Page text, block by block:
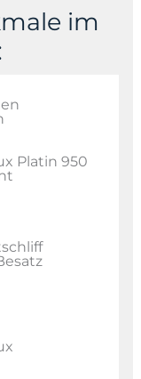
im
Platin 950